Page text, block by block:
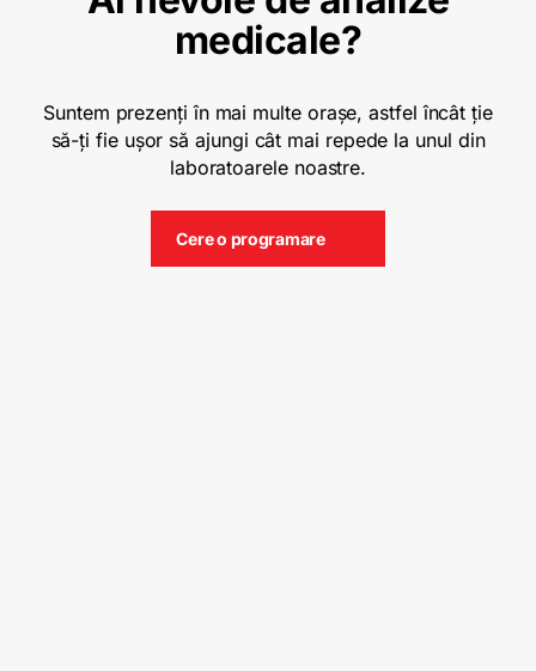
medicale?
Suntem prezenți în mai multe orașe, astfel încât ție
să-ți fie ușor să ajungi cât mai repede la unul din
laboratoarele noastre.
Cere o programare